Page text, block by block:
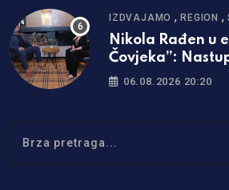
IZDVAJAMO ,REGION ,
Nikola Rađen u
Čovjeka”:
bila najveća
06.08.2026 20:20